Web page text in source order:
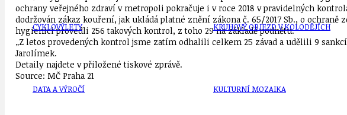
CYKLOVÝLETY
DATA A VÝROČÍ
KRUHOVÝ OBJEZD V KOLODĚJÍCH
KULTURNÍ MOZAIKA
ochrany veřejného zdraví v metropoli pokračuje i v roce 2018 v pravidelných
dodržován zákaz kouření, jak ukládá platné znění zákona č. 65/2017 Sb., o
hygienici provedli 256 takových kontrol, z toho 29 na základě podnětu.
„Z letos provedených kontrol jsme zatím odhalili celkem 25 závad a udělili 9
Jarolímek.
Detaily najdete v přiložené tiskové zprávě.
Source: MČ Praha 21